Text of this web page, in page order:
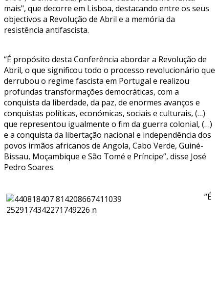
mais", que decorre em Lisboa, destacando entre os seus
objectivos a Revolução de Abril e a memória da
resistência antifascista.
“É propósito desta Conferência abordar a Revolução de
Abril, o que significou todo o processo revolucionário que
derrubou o regime fascista em Portugal e realizou
profundas transformações democráticas, com a
conquista da liberdade, da paz, de enormes avanços e
conquistas políticas, económicas, sociais e culturais, (…)
que representou igualmente o fim da guerra colonial, (…)
e a conquista da libertação nacional e independência dos
povos irmãos africanos de Angola, Cabo Verde, Guiné-
Bissau, Moçambique e São Tomé e Príncipe”, disse José
Pedro Soares.
“É